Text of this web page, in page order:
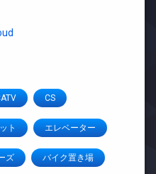
CS
ト エレベーター
ズ バイク置き場